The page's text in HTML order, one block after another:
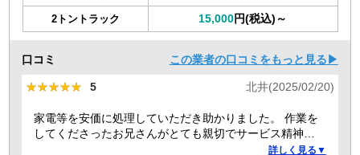
2トントラック 15,000円(税込)～
口コミ この業者の口コミをもっと見る▶
★★★★★
★★★★★ 5 北井(2025/02/20)
家電等を安価に処理していただき助かりました。 作業を
してくださったお兄さんがとても親切でサービス精神溢
詳しく見る▼